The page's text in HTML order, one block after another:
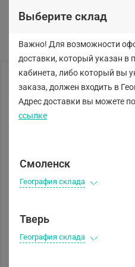
Выберите склад
Важно! Для возможности
доставки, который указан в
кабинета, либо который вы
заказа, должен входить в
Адрес доставки вы можете
ссылке
Смоленск
География склада
Тверь
География склада